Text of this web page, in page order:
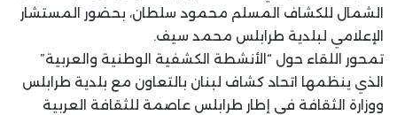
الشمال للكشاف المسلم محمود سلطان، بحضور المستشار
الإعلامي لبلدية طرابلس محمد سيف.
تمحور اللقاء حول “الأنشطة الكشفية الوطنية والعربية”
الذي ينظمها اتحاد كشاف لبنان بالتعاون مع بلدية طرابلس
ووزارة الثقافة في إطار طرابلس عاصمة للثقافة العربية